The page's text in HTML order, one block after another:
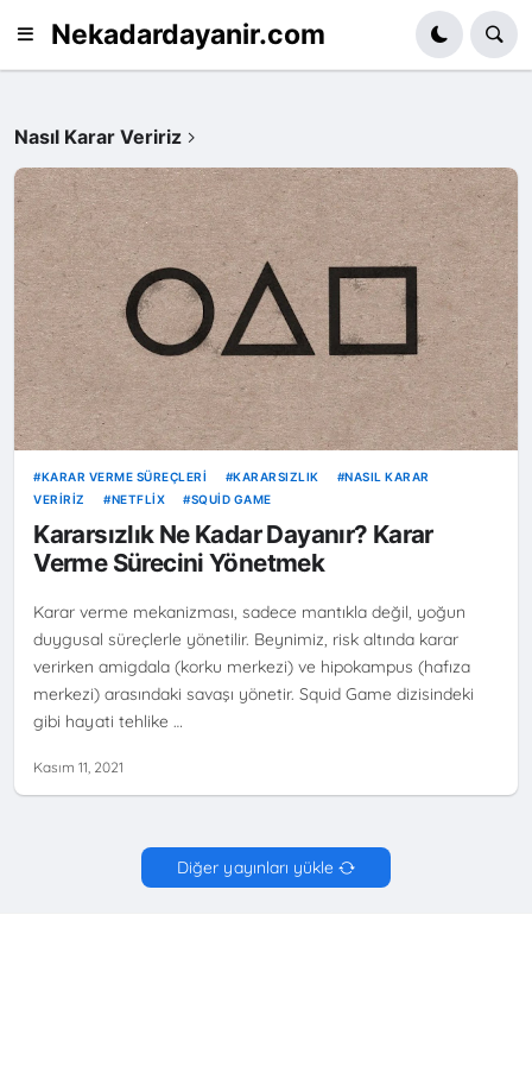
Nekadardayanir.com
Nasıl Karar Veririz
KARAR VERME SÜREÇLERI KARARSIZLIK
NASIL KARAR
VERIRIZ
NETFLIX SQUID GAME
Kararsızlık Ne Kadar Dayanır? Karar
Verme Sürecini Yönetmek
Karar verme mekanizması, sadece mantıkla değil, yoğun
duygusal süreçlerle yönetilir. Beynimiz, risk altında karar
verirken amigdala (korku merkezi) ve hipokampus (hafıza
merkezi) arasındaki savaşı yönetir. Squid Game dizisindeki
gibi hayati tehlike …
Kasım 11, 2021
Diğer yayınları yükle